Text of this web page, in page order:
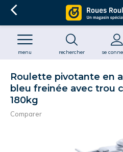
rechercher se
menu
Roulette pivotante en
bleu freinée avec trou
180kg
Comparer